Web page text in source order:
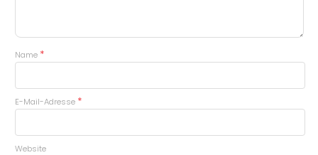
Name *
E-Mail-Adresse *
Website